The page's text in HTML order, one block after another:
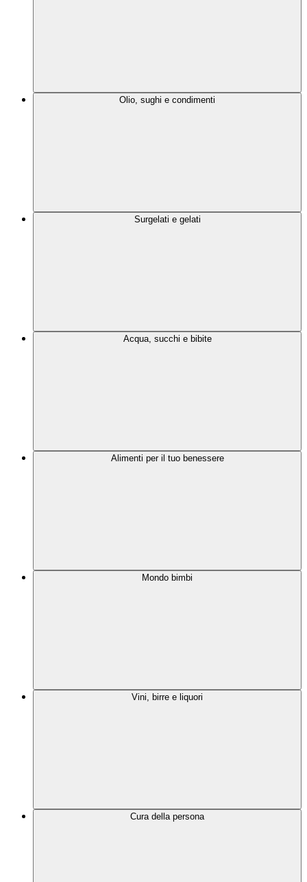
Olio, sughi e condimenti
Surgelati e gelati
Acqua, succhi e bibite
Alimenti per il tuo benessere
Mondo bimbi
Vini, birre e liquori
Cura della persona